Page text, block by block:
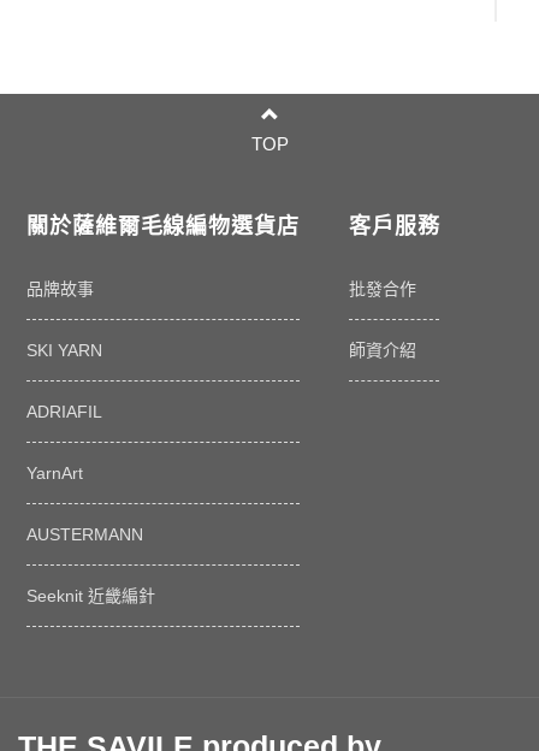
TOP
關於薩維爾毛線編物選貨店
品牌故事
SKI YARN
ADRIAFIL
YarnArt
AUSTERMANN
Seeknit 近畿編針
客戶服務
批發合作
師資介紹